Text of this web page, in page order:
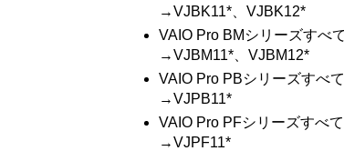
→VJBK11*、VJBK12*
VAIO Pro BMシリーズすべて
→VJBM11*、VJBM12*
VAIO Pro PBシリーズすべて
→VJPB11*
VAIO Pro PFシリーズすべて
→VJPF11*